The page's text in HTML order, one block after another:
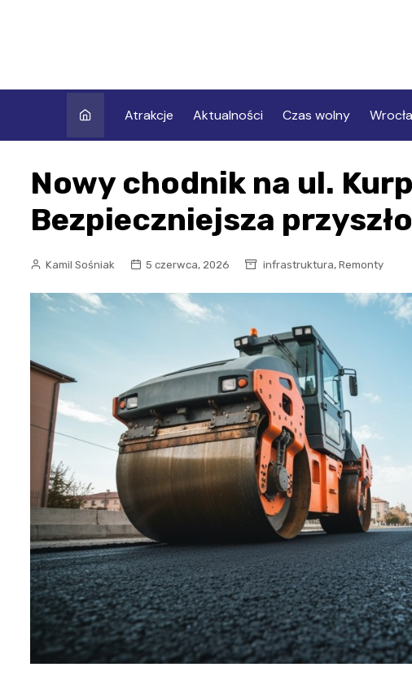
Atrakcje Aktualności Czas wolny
Nowy chodnik na ul.
Bezpieczniejsza
Kamil Sośniak 5 czerwca, 2026 infrastruktura, Remonty